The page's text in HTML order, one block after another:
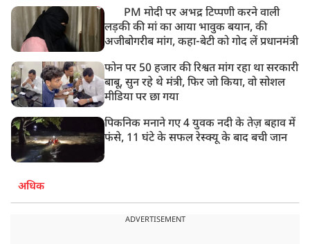
PM मोदी पर अभद्र टिप्पणी करने वाली
लड़की की मां का आया भावुक बयान, की
अजीबोगरीब मांग, कहा-बेटी को गोद लें प्रधानमंत्री
फोन पर 50 हजार की रिश्वत मांग रहा था सरकारी
बाबू, सुन रहे थे मंत्री, फिर जो किया, वो सोशल
मीडिया पर छा गया
पिकनिक मनाने गए 4 युवक नदी के तेज़ बहाव में
फंसे, 11 घंटे के सफल रेस्क्यू के बाद बची जान
अधिक
ADVERTISEMENT